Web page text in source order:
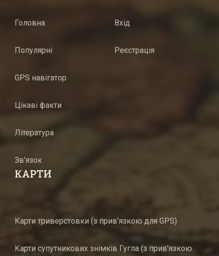
Головна
Популярні
GPS навігатор
Цікаві факти
Література
Зв’язок
Вхід
Реєстрація
КАРТИ
Карти триверстовки (з прив’язкою для GPS)
Карти супутникових знімків Гугла (з прив’язкою